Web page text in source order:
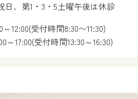
日、第1・3・5土曜午後は休診
～12:00(受付時間8:30〜11:30)
～17:00(受付時間13:30～16:30)